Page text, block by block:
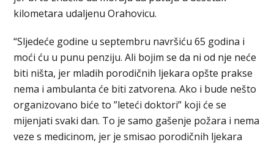
kilometara udaljenu Orahovicu.
“Sljedeće godine u septembru navršiću 65 godina i
moći ću u punu penziju. Ali bojim se da ni od nje neće
biti ništa, jer mladih porodičnih ljekara opšte prakse
nema i ambulanta će biti zatvorena. Ako i bude nešto
organizovano biće to ”leteći doktori” koji će se
mijenjati svaki dan. To je samo gašenje požara i nema
veze s medicinom, jer je smisao porodičnih ljekara